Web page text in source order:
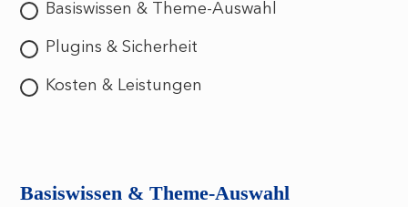
Basiswissen & Theme-Auswahl
Plugins & Sicherheit
Kosten & Leistungen
Basiswissen & Theme-Auswahl